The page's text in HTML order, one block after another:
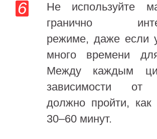
Не используйте
гранично
режиме, даже если
много времени
Между каждым
зависимости от
должно пройти,
30–60 минут.